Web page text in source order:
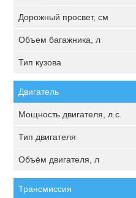
Дорожный просвет, см
Объем багажника, л
Тип кузова
Двигатель
Мощность двигателя, л.с.
Тип двигателя
Объём двигателя, л
Трансмиссия